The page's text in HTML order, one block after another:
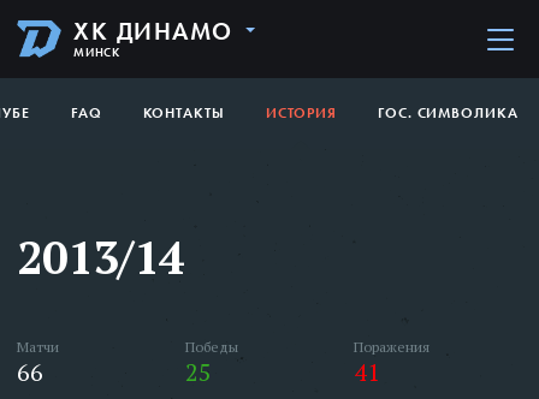
ХК ДИНАМО
МИНСК
FAQ КОНТАКТЫ ИСТОРИЯ ГОС. СИМВОЛИКА
2013/14
Матчи
66
Победы
25
Поражения
41